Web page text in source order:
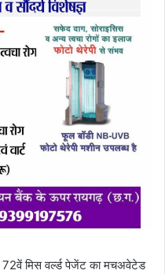
72वें मिस वर्ल्ड पेजेंट का मचअवेटेड